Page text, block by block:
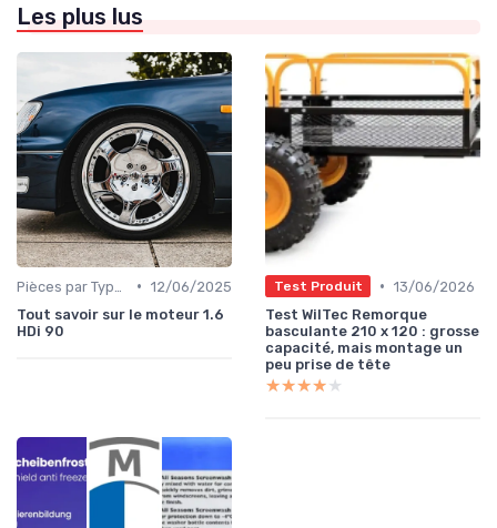
Les plus lus
• 12/06/2025
Tout savoir sur le moteur 1.6
HDi 90
Test Produit • 13/06/2026
Test WilTec Remorque
basculante 210 x 120 : grosse
capacité, mais montage un
peu prise de tête
★★★★★
★★★★★